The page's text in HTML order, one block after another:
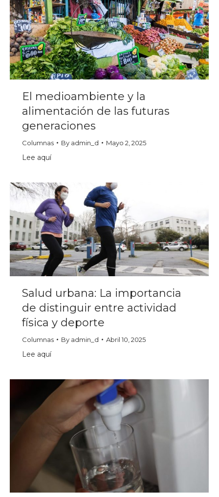
El medioambiente y la
alimentación de las futuras
generaciones
Columnas By admin_d Mayo 2, 2025
Lee aquí
Salud urbana: La importancia
de distinguir entre actividad
física y deporte
Columnas By admin_d Abril 10, 2025
Lee aquí